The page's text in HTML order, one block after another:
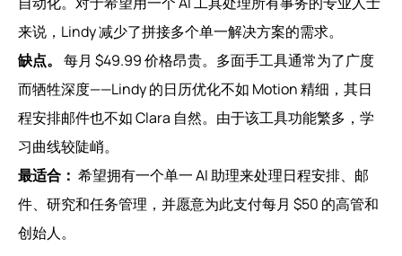
来说，Lindy 减少了拼接多个单一解决方案的需求。
缺点。 每月 $49.99 价格昂贵。多面手工具通常为了广度
而牺牲深度——Lindy 的日历优化不如 Motion 精细，其日
程安排邮件也不如 Clara 自然。由于该工具功能繁多，学
习曲线较陡峭。
最适合： 希望拥有一个单一 AI 助理来处理日程安排、邮
件、研究和任务管理，并愿意为此支付每月 $50 的高管和
创始人。